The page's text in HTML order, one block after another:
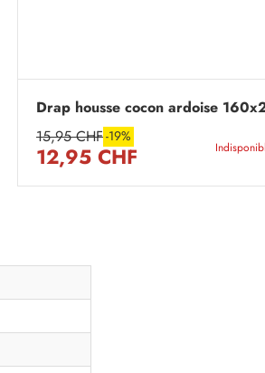
Drap housse cocon ardoise
15,95 CHF-19%
12,95 CHF